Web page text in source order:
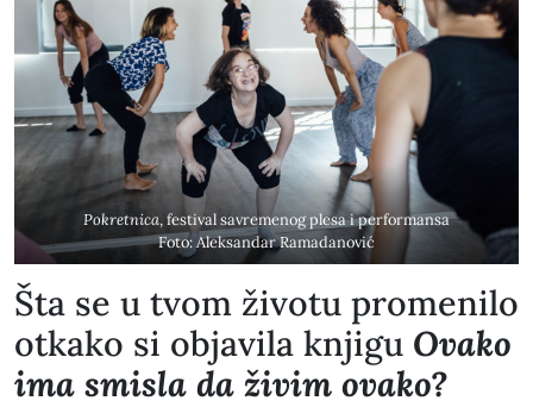
Pokretnica, festival savremenog plesa i performansa
Foto: Aleksandar Ramadanović
​Šta se u tvom životu promenilo
otkako si objavila knjigu Ovako
ima smisla da živim ovako?